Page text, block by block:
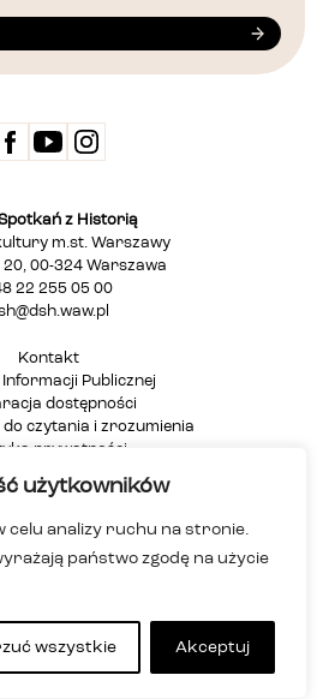
użytkowników
celu analizy ruchu na stronie.
państwo zgodę na użycie
wszystkie Akceptuj
z Historią
m.st. Warszawy
20, 00-324 Warszawa
22 255 05 00
Kontakt
Informacji Publicznej
dostępności
do czytania i zrozumienia
prywatności
Mapa strony